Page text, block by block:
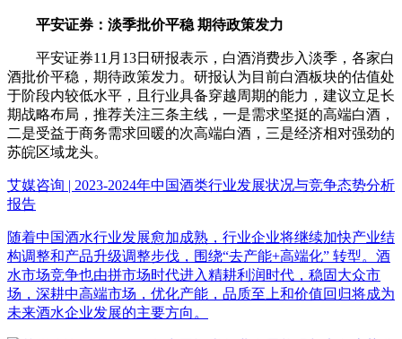
平安证券：淡季批价平稳 期待政策发力
平安证券11月13日研报表示，白酒消费步入淡季，各家白
酒批价平稳，期待政策发力。研报认为目前白酒板块的估值处
于阶段内较低水平，且行业具备穿越周期的能力，建议立足长
期战略布局，推荐关注三条主线，一是需求坚挺的高端白酒，
二是受益于商务需求回暖的次高端白酒，三是经济相对强劲的
苏皖区域龙头。
艾媒咨询 | 2023-2024年中国酒类行业发展状况与竞争态势分析
报告
随着中国酒水行业发展愈加成熟，行业企业将继续加快产业结
构调整和产品升级调整步伐，围绕“去产能+高端化” 转型。酒
水市场竞争也由拼市场时代进入精耕利润时代，稳固大众市
场，深耕中高端市场，优化产能，品质至上和价值回归将成为
未来酒水企业发展的主要方向。